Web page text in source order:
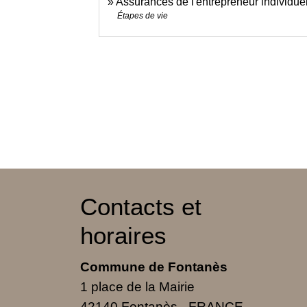
Étapes de vie
Contacts et
horaires
Commune de Fontanès
1 place de la Mairie